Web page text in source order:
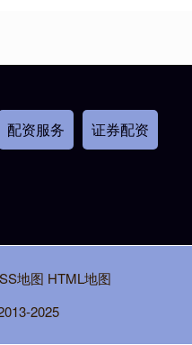
配资服务 证券配资
地图 HTML地图
2025